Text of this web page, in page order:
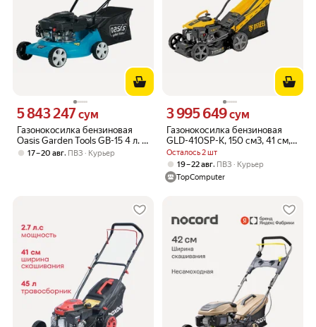
Газонокосилка бензиновая
Oasis Garden Tools GB-15 4 л. с.
42 см
Цена 5843247 сум вместо
5 843 247сум
17 – 20 авг, ПВЗ Курьер
Газонокосилка бензиновая
GLD-410SP-K, 150 см3, 41 см,
привод, 40 л Denzel 58813
Осталось 2 шт
Цена 3995649 сум вместо
3 995 649сум
19 – 22 авг, ПВЗ
Курьер
TopComputer